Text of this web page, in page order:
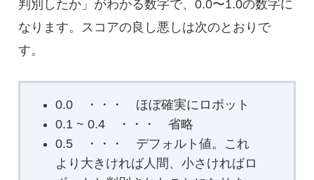
判別したか」がわかる数字で、0.0〜1.0の数字に
なります。スコアの良し悪しは次のとおりで
す。
0.0 ・・・ ほぼ確実にロボット
0.1 ~ 0.4 ・・・ 省略
0.5 ・・・ デフォルト値。これ
より大きければ人間、小さければロ